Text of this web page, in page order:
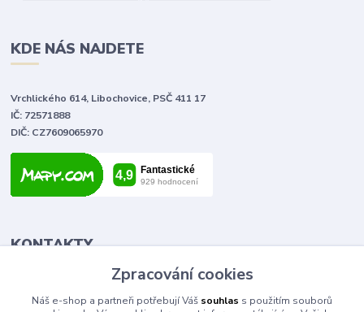
KDE NÁS NAJDETE
Vrchlického 614, Libochovice, PSČ 411 17
IČ: 72571888
DIČ: CZ7609065970
KONTAKTY
Tomáš Vlček
+420 702 090 443
Zpracování cookies
Náš e-shop a partneři potřebují Váš souhlas s použitím souborů